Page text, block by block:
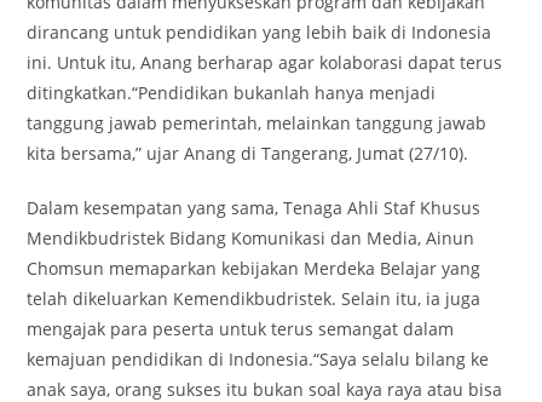
dirancang untuk pendidikan yang lebih baik di Indonesia
ini. Untuk itu, Anang berharap agar kolaborasi dapat terus
ditingkatkan.“Pendidikan bukanlah hanya menjadi
tanggung jawab pemerintah, melainkan tanggung jawab
kita bersama,” ujar Anang di Tangerang, Jumat (27/10).
Dalam kesempatan yang sama, Tenaga Ahli Staf Khusus
Mendikbudristek Bidang Komunikasi dan Media, Ainun
Chomsun memaparkan kebijakan Merdeka Belajar yang
telah dikeluarkan Kemendikbudristek. Selain itu, ia juga
mengajak para peserta untuk terus semangat dalam
kemajuan pendidikan di Indonesia.“Saya selalu bilang ke
anak saya, orang sukses itu bukan soal kaya raya atau bisa